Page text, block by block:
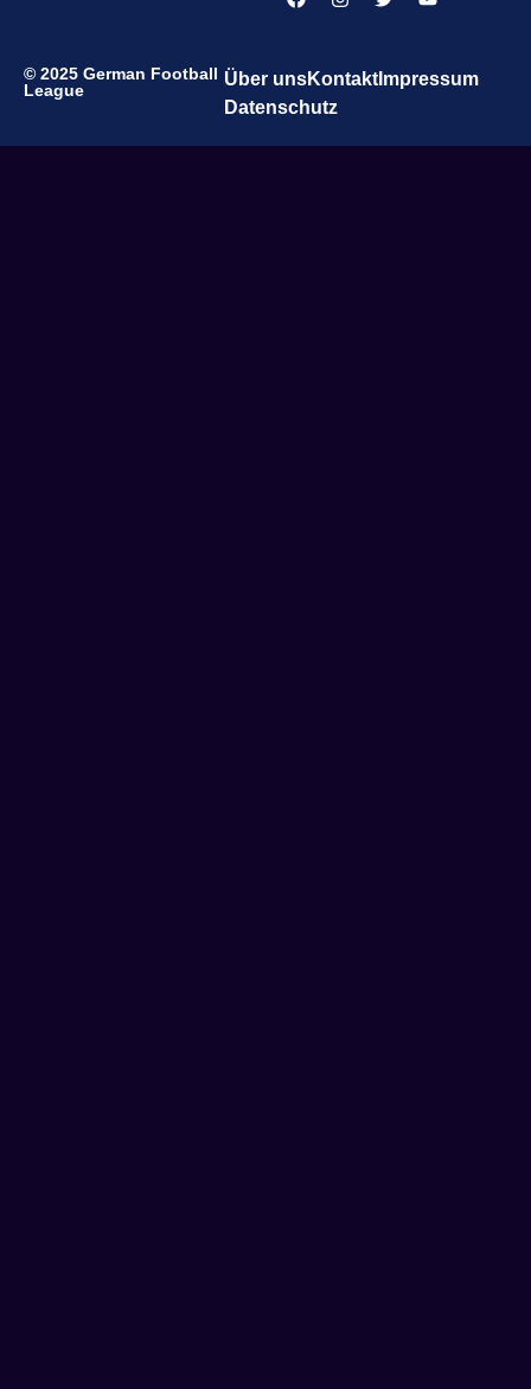
© 2025 German Football
League
Über unsKontaktImpressum
Datenschutz